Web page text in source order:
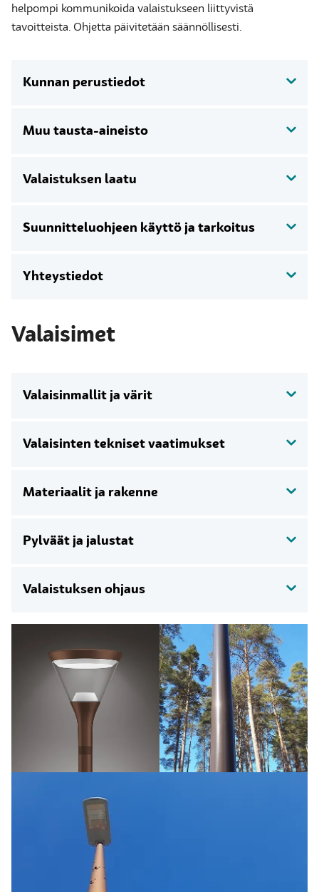
helpompi kommunikoida valaistukseen liittyvistä
tavoitteista. Ohjetta päivitetään säännöllisesti.
Kunnan perustiedot
Muu tausta-aineisto
Valaistuksen laatu
Suunnitteluohjeen käyttö ja tarkoitus
Yhteystiedot
Valaisimet
Valaisinmallit ja värit
Valaisinten tekniset vaatimukset
Materiaalit ja rakenne
Pylväät ja jalustat
Valaistuksen ohjaus